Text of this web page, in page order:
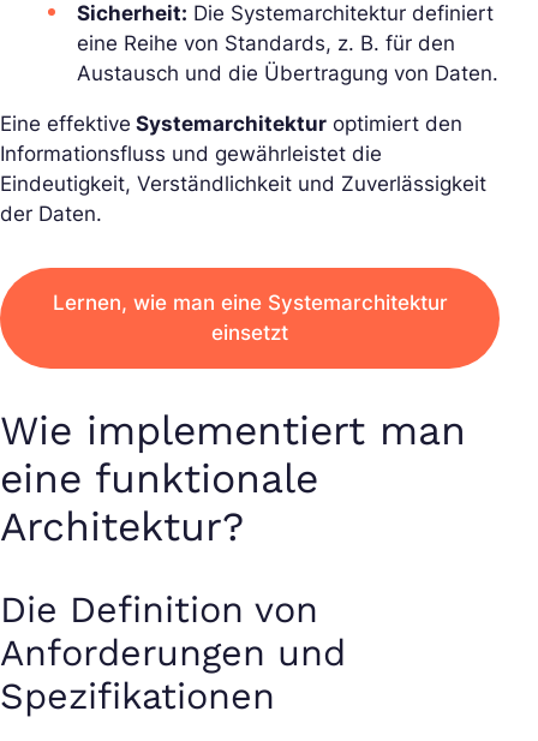
Sicherheit: Die Systemarchitektur definiert
eine Reihe von Standards, z. B. für den
Austausch und die Übertragung von Daten.
Eine effektive Systemarchitektur optimiert den
Informationsfluss und gewährleistet die
Eindeutigkeit, Verständlichkeit und Zuverlässigkeit
der Daten.
Lernen, wie man eine Systemarchitektur
einsetzt
Wie implementiert man
eine funktionale
Architektur?
Die Definition von
Anforderungen und
Spezifikationen